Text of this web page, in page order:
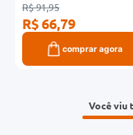
R$ 91,95
R$ 66,79
comprar agora
Você viu